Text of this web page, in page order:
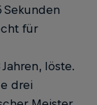
Sekunden
für
löste.
drei